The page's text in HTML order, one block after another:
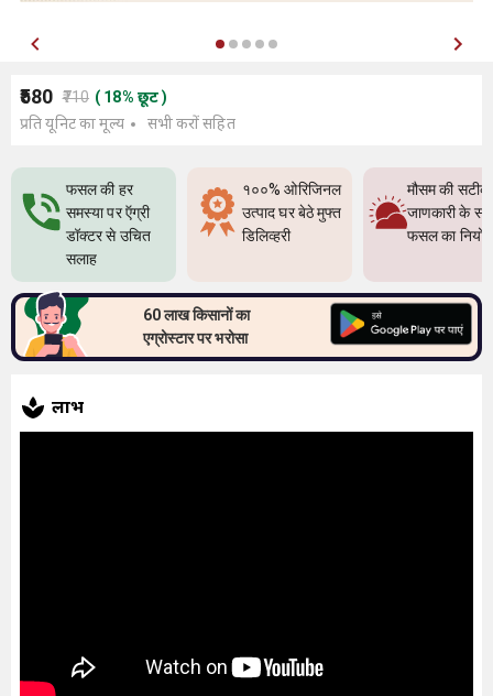
₹580 ₹710 ( 18% छूट)
प्रति यूनिट का मूल्य
सभी करों सहित
फसल की हर
समस्या पर ऍग्री
डॉक्टर से उचित
सलाह
१००% ओरिजिनल
उत्पाद घर बेठे मुफ्त
डिलिव्हरी
मौसम की सटीक
जाणकारी के
फसल का
60 लाख किसानों का
एग्रोस्टार पर भरोसा
लाभ